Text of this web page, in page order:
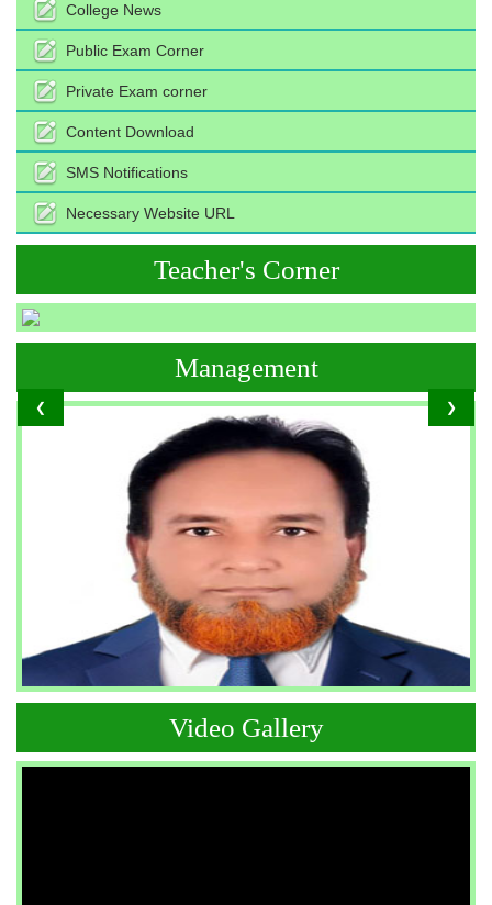
College News
Public Exam Corner
Private Exam corner
Content Download
SMS Notifications
Necessary Website URL
Teacher's Corner
❮ ❯
Management
Video Gallery